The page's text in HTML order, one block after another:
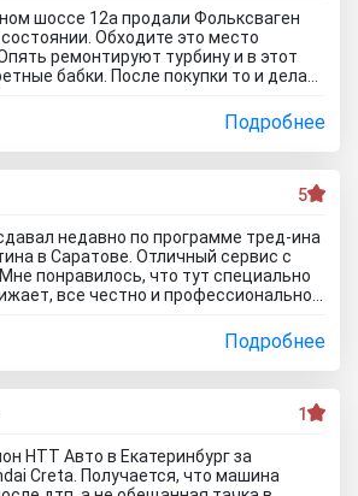
не стал, но очень интересно было, а
захотел, на все 5 договора
что в Челябинске
и этот с лживый автоцентр
стороной.
шоссе 12а продали Фольксваген
Обходите это место
ремонтируют турбину и в этот
бабки. После покупки то и делаю,
а сейчас ничего не могу
ремонту. Аферисты хреновы! Я
где купить автомобиль в Тольятти
но не в автосалоне М-Авто!
Подробнее
5
недавно по программе тред-ина
в Саратове. Отличный сервис с
понравилось, что тут специально
все честно и профессионально.
провести тут в салоне. Для
самому возиться не надо. Сделали
нормальную цену. Теперь буду
продадут, не сомневаюсь , что быстро
работают профессионалы.
Подробнее
1
НТТ Авто в Екатеринбург за
Creta. Получается, что машина